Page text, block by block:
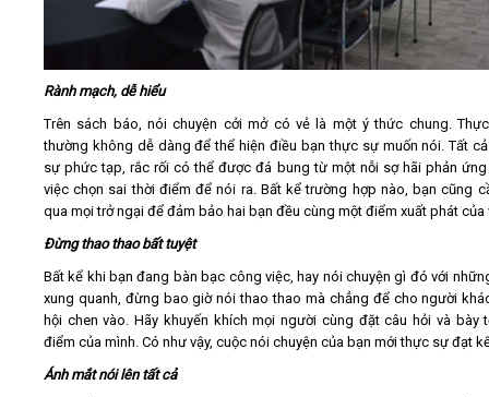
Rành mạch, dễ hiểu
Trên sách báo, nói chuyện cởi mở có vẻ là một ý thức chung.
thường không dễ dàng để thể hiện điều bạn thực sự muốn nói. Tất
sự phức tạp, rắc rối có thể được đá bung từ một nỗi sợ hãi phản ứng
việc chọn sai thời điểm để nói ra. Bất kể trường hợp nào, bạn cũng
qua mọi trở ngại để đảm bảo hai bạn đều cùng một điểm xuất phát của
Đừng thao thao bất tuyệt
Bất kể khi bạn đang bàn bạc công việc, hay nói chuyện gì đó với
xung quanh, đừng bao giờ nói thao thao mà chẳng để cho người
hội chen vào. Hãy khuyến khích mọi người cùng đặt câu hỏi và bày
điểm của mình. Có như vậy, cuộc nói chuyện của bạn mới thực sự đạt
Ánh mắt nói lên tất cả